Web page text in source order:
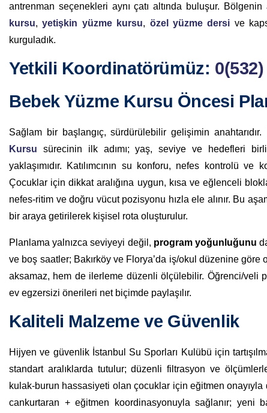
antrenman seçenekleri aynı çatı altında buluşur. Bölgenin
kursu,yetişkin yüzme kursu, özel yüzme dersi ve
kurguladık.
Yetkili Koordinatörümüz:
Bebek Yüzme Kursu Öncesi
Sağlam bir başlangıç, sürdürülebilir gelişimin
Kursu sürecinin ilk adımı; yaş, seviye ve hedefleri
yaklaşımıdır. Katılımcının su konforu, nefes kontrolü
Çocuklar için dikkat aralığına uygun, kısa ve eğlenceli
nefes-ritim ve doğru vücut pozisyonu hızla ele alınır. Bu
bir araya getirilerek kişisel rota oluşturulur.
Planlama yalnızca seviyeyi değil, program yoğunluğunu
ve boş saatler; Bakırköy ve Florya’da iş/okul düzenine
aksamaz, hem de ilerleme düzenli ölçülebilir. Öğrenci/veli
ev egzersizi önerileri net biçimde paylaşılır.
Kaliteli Malzeme ve Güvenlik
Hijyen ve güvenlik İstanbul Su Sporları Kulübü için
standart aralıklarda tutulur; düzenli filtrasyon ve
kulak-burun hassasiyeti olan çocuklar için eğitmen onayıyla
cankurtaran + eğitmen koordinasyonuyla sağlanır; yeni